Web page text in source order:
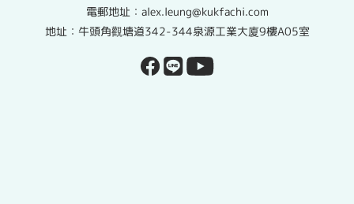
電郵地址：alex.leung@kukfachi.com
地址：牛頭角觀塘道342-344泉源工業大廈9樓A05室